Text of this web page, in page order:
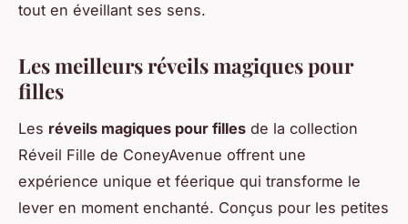
tout en éveillant ses sens.
Les meilleurs réveils magiques pour
filles
Les réveils magiques pour filles de la collection
Réveil Fille de ConeyAvenue offrent une
expérience unique et féerique qui transforme le
lever en moment enchanté. Conçus pour les petites